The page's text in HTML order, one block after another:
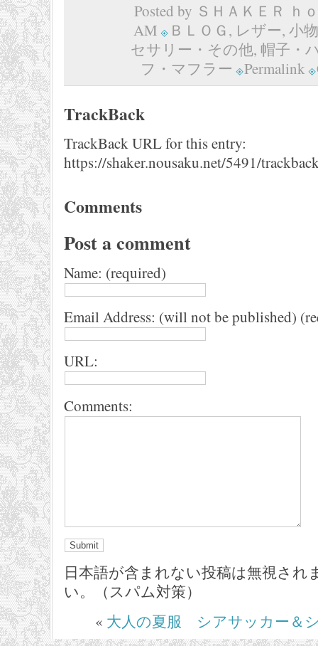
Posted by ＳＨＡＫＥＲ ｈ
AM
ＢＬＯＧ, レザー, 小
セサリー・その他, 帽子・
フ・マフラー
Permalink
TrackBack
TrackBack URL for this entry:
https://shaker.nousaku.net/5491/
Comments
Post a comment
Name: (required)
Email Address: (will not be published)
URL:
Comments:
日本語が含まれない投稿は無視され
い。（スパム対策）
« 大人の夏服 シアサッカー＆